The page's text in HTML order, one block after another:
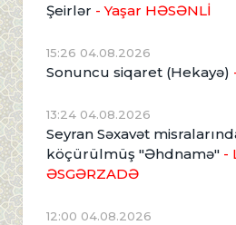
Şeirlər - Yaşar HƏSƏNLİ
15:26 04.08.2026
Sonuncu siqaret (Hekayə)
13:24 04.08.2026
Seyran Səxavət
köçürülmüş "Əhdnamə" -
ƏSGƏRZADƏ
12:00 04.08.2026